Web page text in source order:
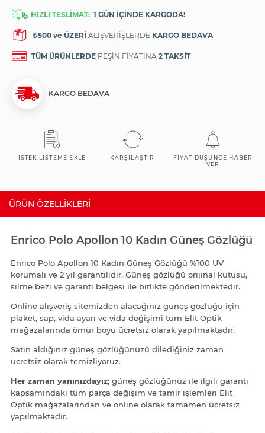
HIZLI TESLİMAT: 1 GÜN İÇİNDE KARGODA!
₺500 ve ÜZERİ ALIŞVERİŞLERDE KARGO BEDAVA
TÜM ÜRÜNLERDE PEŞİN FİYATINA 2 TAKSİT
KARGO BEDAVA
İSTEK LISTEME EKLE KARŞILAŞTIR
FIYAT DÜŞÜNCE HABER
VER
ÜRÜN ÖZELLIKLERI
Enrico Polo Apollon 10 Kadın Güneş Gözlüğü
Enrico Polo Apollon 10 Kadın Güneş Gözlüğü %100 UV
korumalı ve 2 yıl garantilidir. Güneş gözlüğü orijinal kutusu,
silme bezi ve garanti belgesi ile birlikte gönderilmektedir.
Online alışveriş sitemizden alacağınız güneş gözlüğü için
plaket, sap, vida ayarı ve vida değişimi tüm Elit Optik
mağazalarında ömür boyu ücretsiz olarak yapılmaktadır.
Satın aldığınız güneş gözlüğünüzü dilediğiniz zaman
ücretsiz olarak temizliyoruz.
Her zaman yanınızdayız; güneş gözlüğünüz ile ilgili garanti
kapsamındaki tüm parça değişim ve tamir işlemleri Elit
Optik mağazalarından ve online olarak tamamen ücretsiz
yapılmaktadır.